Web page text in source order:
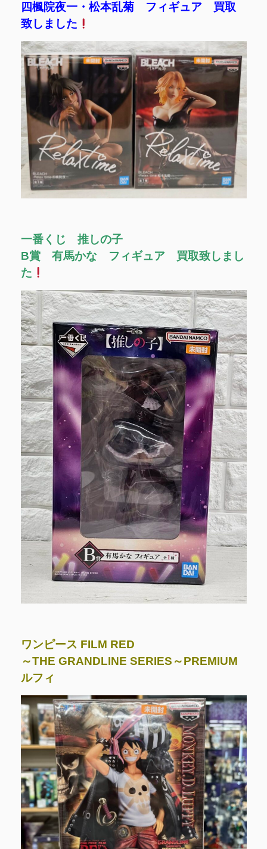
四楓院夜一・松本乱菊 フィギュア 買取
致しました
一番くじ 推しの子
B賞 有馬かな フィギュア 買取致しまし
た
ワンピース FILM RED
～THE GRANDLINE SERIES～PREMIUM
ルフィ